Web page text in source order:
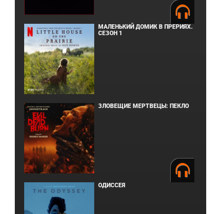
МАЛЕНЬКИЙ ДОМИК В ПРЕРИЯХ.
СЕЗОН 1
ЗЛОВЕЩИЕ МЕРТВЕЦЫ: ПЕКЛО
ОДИССЕЯ